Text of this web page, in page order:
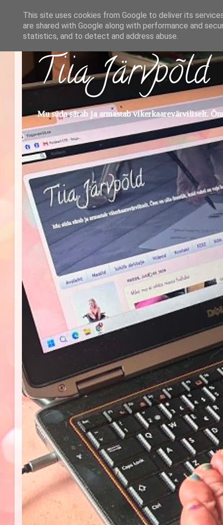
Tiia Järvpõld
Mu süda särab ja armastab vikerkaarevärviliselt.
This site uses cookies from Google to deliver its
are shared with Google along with performance and
statistics, and to detect and address abuse.